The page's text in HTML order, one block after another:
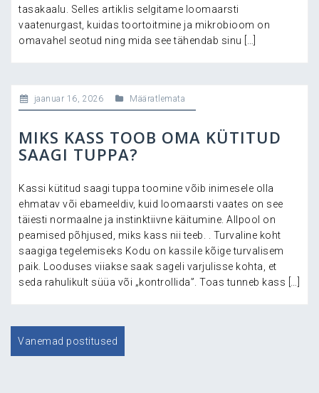
tasakaalu. Selles artiklis selgitame loomaarsti
vaatenurgast, kuidas toortoitmine ja mikrobioom on
omavahel seotud ning mida see tähendab sinu […]
jaanuar 16, 2026 Määratlemata
MIKS KASS TOOB OMA KÜTITUD
SAAGI TUPPA?
Kassi kütitud saagi tuppa toomine võib inimesele olla
ehmatav või ebameeldiv, kuid loomaarsti vaates on see
täiesti normaalne ja instinktiivne käitumine. Allpool on
peamised põhjused, miks kass nii teeb. . Turvaline koht
saagiga tegelemiseks Kodu on kassile kõige turvalisem
paik. Looduses viiakse saak sageli varjulisse kohta, et
seda rahulikult süüa või „kontrollida”. Toas tunneb kass […]
Navigeerimine
Vanemad postitused